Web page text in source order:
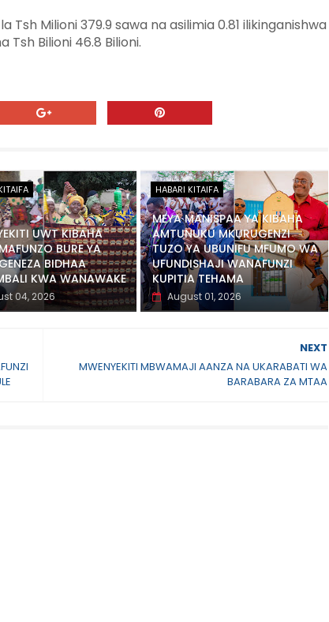
Milioni 379.9 sawa na asilimia 0.81 ilikinganishwa
Bilioni 46.8 Bilioni.
UWT KIBAHA
BURE YA
BIDHAA
KWA WANAWAKE
04, 2026
HABARI KITAIFA
MEYA MANISPAA YA KIBAHA
AMTUNUKU MKURUGENZI
TUZO YA UBUNIFU MFUMO WA
UFUNDISHAJI WANAFUNZI
KUPITIA TEHAMA
August 01, 2026
NEXT
MWENYEKITI MBWAMAJI AANZA NA UKARABATI WA
BARABARA ZA MTAA